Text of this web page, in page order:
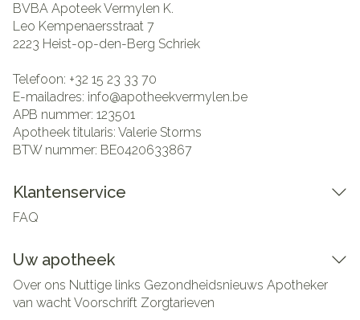
BVBA Apoteek Vermylen K.
Leo Kempenaersstraat 7
2223 Heist-op-den-Berg Schriek
Telefoon: +32 15 23 33 70
E-mailadres: info@apotheekvermylen.be
APB nummer: 123501
Apotheek titularis: Valerie Storms
BTW nummer: BE0420633867
Klantenservice
FAQ
Uw apotheek
Over ons Nuttige links Gezondheidsnieuws Apotheker
van wachtVoorschrift Zorgtarieven